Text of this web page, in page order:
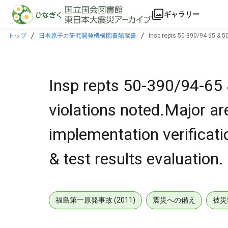
本文に飛ぶ
ギャラリー
トップ 日本原子力研究開発機構図書館蔵書
Insp repts 50-390/94-65 &
Insp repts 50-390/94-
violations noted.Major
implementation
& test results evaluation.
福島第一原発事故 (2011) 震災への備え 被災